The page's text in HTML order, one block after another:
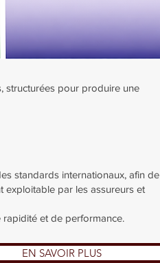
structurées pour produire une
standards internationaux, afin de
exploitable par les assureurs et
et de performance.
EN SAVOIR PLUS